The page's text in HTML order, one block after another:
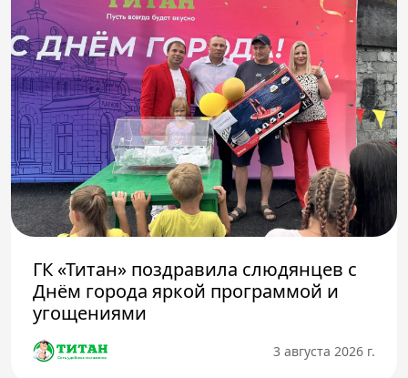
ГК «Титан» поздравила слюдянцев с
Днём города яркой программой и
угощениями
3 августа 2026 г.